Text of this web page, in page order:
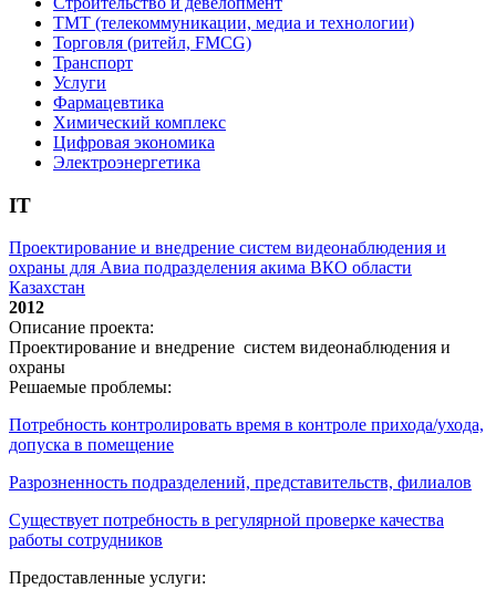
ТМТ (телекоммуникации, медиа и технологии)
Торговля (ритейл, FMCG)
Транспорт
Услуги
Фармацевтика
Химический комплекс
Цифровая экономика
Электроэнергетика
IT
Проектирование и внедрение систем видеонаблюдения и
охраны для Авиа подразделения акима ВКО области
Казахстан
2012
Описание проекта:
Проектирование и внедрение систем видеонаблюдения и
охраны
Решаемые проблемы:
Потребность контролировать время в контроле прихода/ухода,
допуска в помещение
Разрозненность подразделений, представительств, филиалов
Существует потребность в регулярной проверке качества
работы сотрудников
Предоставленные услуги: